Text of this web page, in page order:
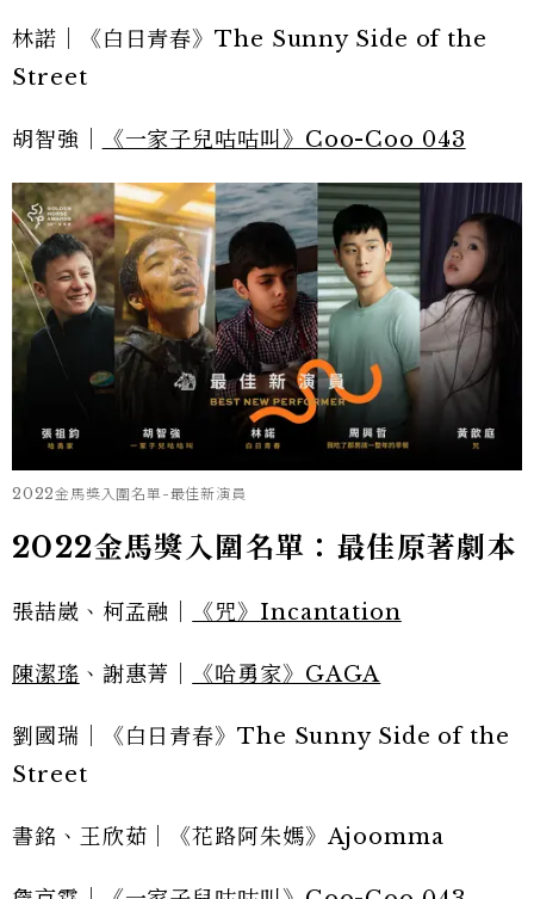
林諾｜《白日青春》The Sunny Side of the
Street
胡智強｜ 《一家子兒咕咕叫》Coo-Coo 043
2022金馬獎入圍名單-最佳新演員
2022金馬獎入圍名單：最佳原著劇本
張喆崴、柯孟融｜ 《咒》Incantation
陳潔瑤 、謝惠菁｜ 《哈勇家》GAGA
劉國瑞｜《白日青春》The Sunny Side of the
Street
書銘、王欣茹｜《花路阿朱媽》Ajoomma